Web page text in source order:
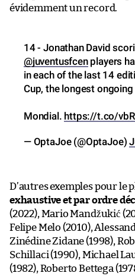
évidemment un record.
14 - Jonathan David
@juventusfcenplayers
in each of the last 14
Cup, the longest
Mondial. https://t.co/
— OptaJoe (@OptaJoe)
D’autres exemples pour le
exhaustive et par ordre
(2022), Mario Mandžukić
Felipe Melo (2010),
Zinédine Zidane (1998),
Schillaci (1990), Michael
(1982), Roberto Bettega